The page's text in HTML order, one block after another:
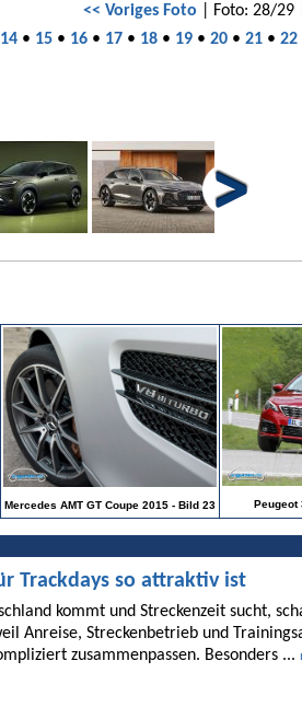
<< Voriges Foto | Foto: 28/29 |
14 • 15 • 16 • 17 • 18 • 19 • 20 • 21 • 22
Mercedes AMT GT Coupe 2015 - Bild 23
Trackdays so attraktiv ist
kommt und Streckenzeit sucht,
Anreise, Streckenbetrieb und
zusammenpassen. Besonders ...